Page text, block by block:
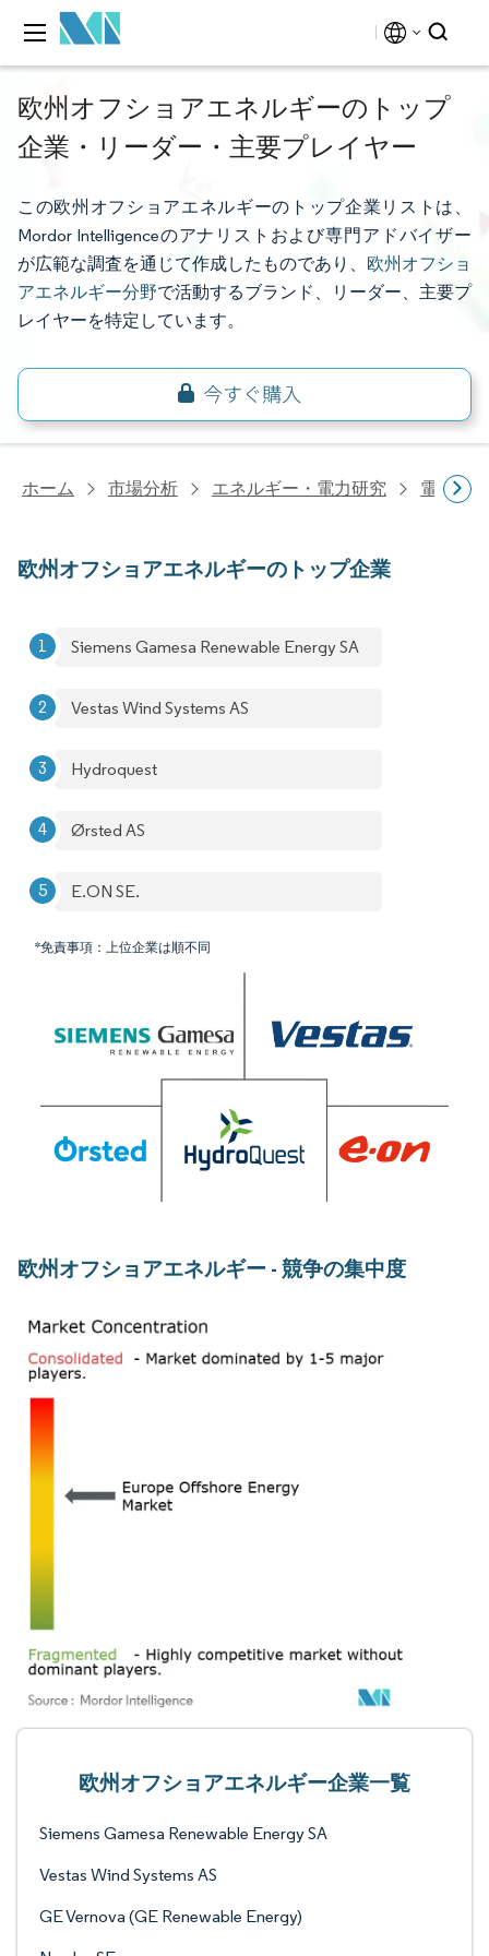
欧州オフショアエネルギーのトップ
企業・リーダー・主要プレイヤー
この欧州オフショアエネルギーのトップ企業リストは、
Mordor Intelligenceのアナリストおよび専門アドバイザー
が広範な調査を通じて作成したものであり、 欧州オフショ
アエネルギー分野で活動するブランド、リーダー、主要プ
レイヤーを特定しています。
ホーム 市場分析 エネルギー・電力研究 電力研究
欧州オフショアエネルギーのトップ企業
Siemens Gamesa Renewable Energy SA
Vestas Wind Systems AS
Hydroquest
Ørsted AS
E.ON SE.
*免責事項：上位企業は順不同
欧州オフショアエネルギー - 競争の集中度
欧州オフショアエネルギー企業一覧
Siemens Gamesa Renewable Energy SA
Vestas Wind Systems AS
GE Vernova (GE Renewable Energy)